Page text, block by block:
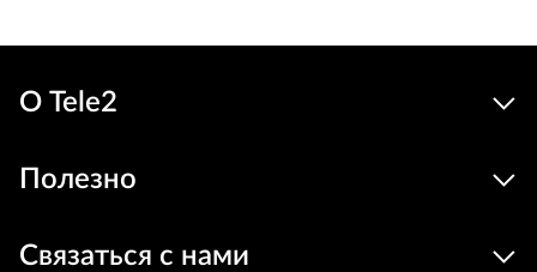
О Tele2
Полезно
Связаться с нами